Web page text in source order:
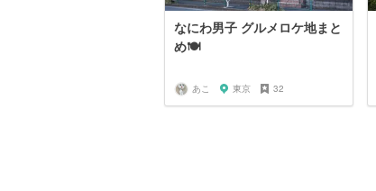
なにわ男子 グルメロケ地まと
め🍽
あこ 東京 32